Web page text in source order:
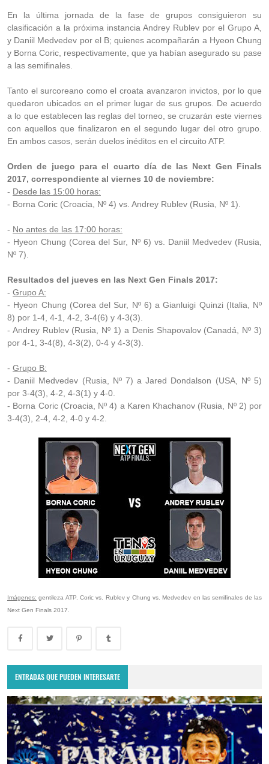
En la última jornada de la fase de grupos consiguieron su
clasificación a la próxima instancia Andrey Rublev por el Grupo A,
y Daniil Medvedev por el B; quienes acompañarán a Hyeon Chung
y Borna Coric, respectivamente, que ya habían asegurado su pase
a las semifinales.
Tanto el surcoreano como el croata avanzaron invictos, por lo que
quedaron ubicados en el primer lugar de sus grupos. De acuerdo
a lo que establecen las reglas del torneo, se cruzarán este viernes
con aquellos que finalizaron en el segundo lugar del otro grupo.
En ambos casos, serán duelos inéditos en el circuito ATP.
Orden de juego para el cuarto día de las Next Gen Finals
2017, correspondiente al viernes 10 de noviembre:
- Desde las 15:00 horas:
- Borna Coric (Croacia, Nº 4) vs. Andrey Rublev (Rusia, Nº 1).
- No antes de las 17:00 horas:
- Hyeon Chung (Corea del Sur, Nº 6) vs. Daniil Medvedev (Rusia,
Nº 7).
Resultados del jueves en las Next Gen Finals 2017:
- Grupo A:
- Hyeon Chung (Corea del Sur, Nº 6) a Gianluigi Quinzi (Italia, Nº
8) por 1-4, 4-1, 4-2, 3-4(6) y 4-3(3).
- Andrey Rublev (Rusia, Nº 1) a Denis Shapovalov (Canadá, Nº 3)
por 4-1, 3-4(8), 4-3(2), 0-4 y 4-3(3).
- Grupo B:
- Daniil Medvedev (Rusia, Nº 7) a Jared Dondalson (USA, Nº 5)
por 3-4(3), 4-2, 4-3(1) y 4-0.
- Borna Coric (Croacia, Nº 4) a Karen Khachanov (Rusia, Nº 2) por
3-4(3), 2-4, 4-2, 4-0 y 4-2.
Imágenes: gentileza ATP. Coric vs. Rublev y Chung vs. Medvedev en las semifinales de las
Next Gen Finals 2017.
ENTRADAS QUE PUEDEN INTERESARTE